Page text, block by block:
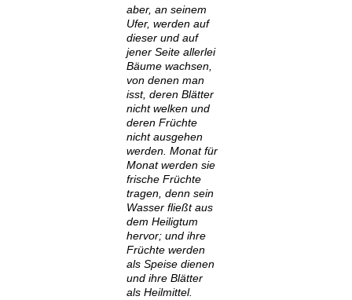
aber, an seinem
Ufer, werden auf
dieser und auf
jener Seite allerlei
Bäume wachsen,
von denen man
isst, deren Blätter
nicht welken und
deren Früchte
nicht ausgehen
werden. Monat für
Monat werden sie
frische Früchte
tragen, denn sein
Wasser fließt aus
dem Heiligtum
hervor; und ihre
Früchte werden
als Speise dienen
und ihre Blätter
als Heilmittel.